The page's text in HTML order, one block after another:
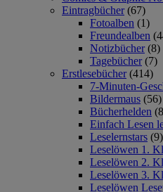
Eintragbücher (67)
Fotoalben (1)
Freundealben
Notizbücher (8)
Tagebücher (7)
Erstlesebücher (414)
7-Minuten-
Bildermaus (56)
Bücherhelden
Einfach Lesen
Leselernstars (9)
Leselöwen 1.
Leselöwen 2.
Leselöwen 3.
Leselöwen